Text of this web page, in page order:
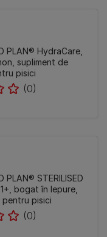
PLAN® HydraCare,
supliment de
pisici
(0)
PLAN® STERILISED
bogat în Iepure,
pentru pisici
(0)